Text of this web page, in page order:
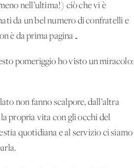
nell’ultima!) ciò che vi è
da un bel numero di confratelli e
è da prima pagina…
pomeriggio ho visto un miracolo:
non fanno scalpore, dall’altra
propria vita con gli occhi del
quotidiana e al servizio ci siamo